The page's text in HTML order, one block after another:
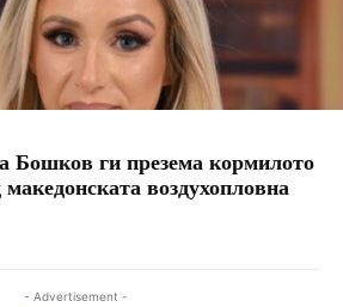
Бошков ги презема кормилото
воздухопловна
- Advertisement -